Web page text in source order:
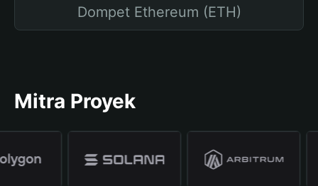
Dompet Ethereum (ETH)
Mitra Proyek